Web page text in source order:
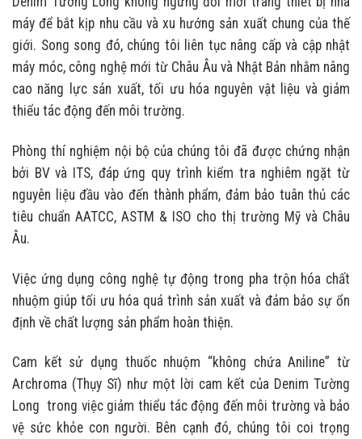
máy để bắt kịp nhu cầu và xu hướng sản xuất chung của thế
giới. Song song đó, chúng tôi liên tục nâng cấp và cập nhật
máy móc, công nghệ mới từ Châu Âu và Nhật Bản nhằm nâng
cao năng lực sản xuất, tối ưu hóa nguyên vật liệu và giảm
thiểu tác động đến môi trường.
Phòng thí nghiệm nội bộ của chúng tôi đã được chứng nhận
bởi BV và ITS, đáp ứng quy trình kiểm tra nghiêm ngặt từ
nguyên liệu đầu vào đến thành phẩm, đảm bảo tuân thủ các
tiêu chuẩn AATCC, ASTM & ISO cho thị trường Mỹ và Châu
Âu.
Việc ứng dụng công nghệ tự động trong pha trộn hóa chất
nhuộm giúp tối ưu hóa quá trình sản xuất và đảm bảo sự ổn
định về chất lượng sản phẩm hoàn thiện.
Cam kết sử dụng thuốc nhuộm “không chứa Aniline” từ
Archroma (Thụy Sĩ) như một lời cam kết của Denim Tường
Long trong việc giảm thiểu tác động đến môi trường và bảo
vệ sức khỏe con người. Bên cạnh đó, chúng tôi coi trọng